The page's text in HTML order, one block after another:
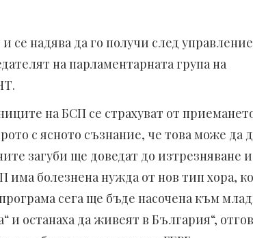
надява да го получи след
на парламентарната група на
на БСП се страхуват от
с ясното съзнание, че това може да
загуби ще доведат до изтрезняване
болезнена нужда от нов тип хора,
сега ще бъде насочена към
и останаха да живеят в България“,